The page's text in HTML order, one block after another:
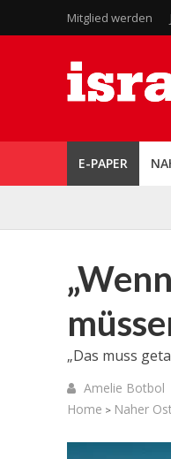
Mitglied werden
E-PAPER
„Das muss
Amelie Botbol
Home > Naher